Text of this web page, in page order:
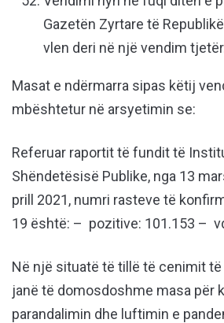
Gazetën Zyrtare të
vlen deri në një vendim
Masat e ndërmarra sipas këtij
mbështetur në arsyetimin se:
Referuar raportit të fundit të
Shëndetësisë Publike, nga 13
prill 2021, numri rasteve të
19 është: – pozitive: 101.153 –
Në një situatë të tillë të cenimit
janë të domosdoshme masa për
parandalimin dhe luftimin e